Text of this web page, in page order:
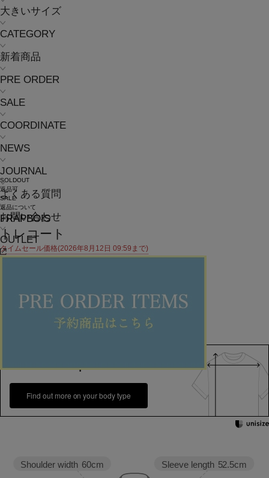
大きいサイズ
CATEGORY
新着商品
PRE ORDER
SALE
COORDINATE
NEWS
JOURNAL
よくある質問
お問い合わせ
OUTLET
SOLDOUT
返品可
SALE
返品について
FRAPBOIS
トレコート
タイムセール価格(2026年8月12日 09:59まで)
カラー・サイズを選択する
1
Find out more on your body type
Sleeve length 52.5cm
Shoulder width 60cm